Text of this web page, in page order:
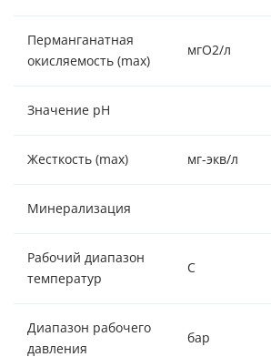
Перманганатная
окисляемость (max)
мгO2/л
Значение pH
Жесткость (max) мг-экв/л
Минерализация
Рабочий диапазон
температур
С
Диапазон рабочего
давления
бар